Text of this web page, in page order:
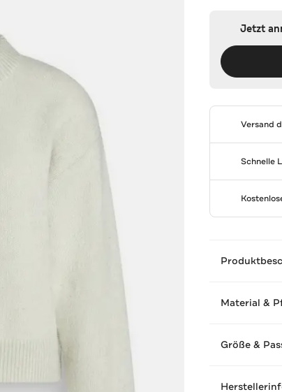
Jetzt
Versand
Schnelle
Material &
Größe &